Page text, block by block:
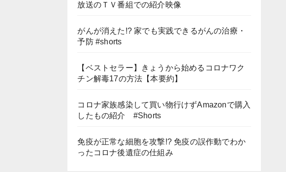
放送のＴＶ番組での紹介映像
がんが消えた!? 家でも実践できるがんの治療・
予防 #shorts
【ベストセラー】きょうから始めるコロナワク
チン解毒17の方法【本要約】
コロナ家族感染して買い物行けずAmazonで購入
したもの紹介 #Shorts
免疫が正常な細胞を攻撃!? 免疫の誤作動でわか
ったコロナ後遺症の仕組み